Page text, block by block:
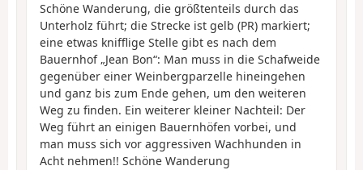
Schöne Wanderung, die größtenteils durch das
Unterholz führt; die Strecke ist gelb (PR) markiert;
eine etwas knifflige Stelle gibt es nach dem
Bauernhof „Jean Bon“: Man muss in die Schafweide
gegenüber einer Weinbergparzelle hineingehen
und ganz bis zum Ende gehen, um den weiteren
Weg zu finden. Ein weiterer kleiner Nachteil: Der
Weg führt an einigen Bauernhöfen vorbei, und
man muss sich vor aggressiven Wachhunden in
Acht nehmen!! Schöne Wanderung